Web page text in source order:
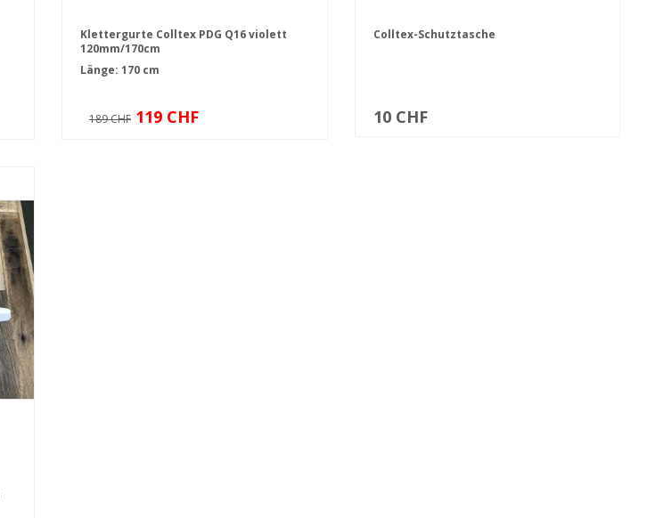
Klettergurte Colltex PDG Q16 violett
120mm/170cm
Länge: 170 cm
189 CHF 119 CHF
Colltex-Schutztasche
10 CHF